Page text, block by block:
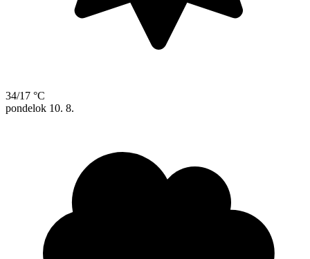
34/17 °C
pondelok 10. 8.